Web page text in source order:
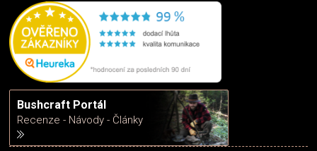
Bushcraft Portál
Recenze - Návody - Články